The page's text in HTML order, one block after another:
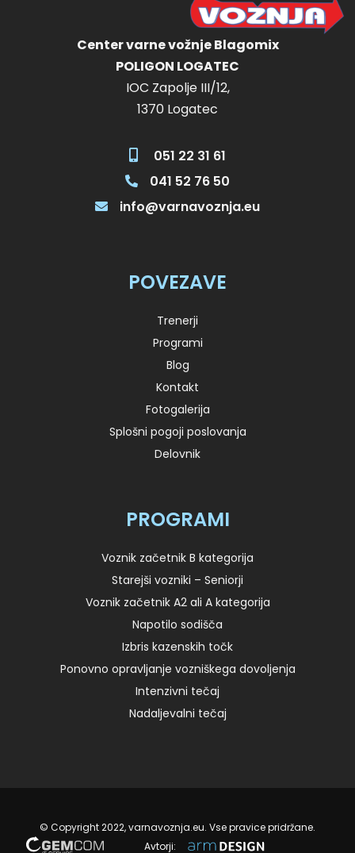
Center varne vožnje Blagomix
POLIGON LOGATEC
IOC Zapolje III/12,
1370 Logatec
051 22 31 61
041 52 76 50
info@varnavoznja.eu
POVEZAVE
Trenerji
Programi
Blog
Kontakt
Fotogalerija
Splošni pogoji poslovanja
Delovnik
PROGRAMI
Voznik začetnik B kategorija
Starejši vozniki – Seniorji
Voznik začetnik A2 ali A kategorija
Napotilo sodišča
Izbris kazenskih točk
Ponovno opravljanje vozniškega dovoljenja
Intenzivni tečaj
Nadaljevalni tečaj
© Copyright 2022, varnavoznja.eu. Vse pravice pridržane.
Avtorji: